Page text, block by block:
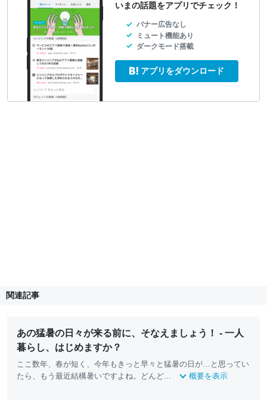
いまの話題をアプリでチェック！
バナー広告なし
ミュート機能あり
ダークモード搭載
アプリをダウンロード
関連記事
あの猛暑の日々が来る前に、そなえましょう！ - 一人
暮らし、はじめますか？
ここ数年、春が短く、今年もきっと早々と猛暑の日が…と思ってい
たら、もう最近結構暑いですよね。どんど...
概要を表示